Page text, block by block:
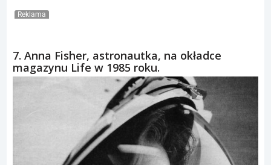
Reklama
7. Anna Fisher, astronautka, na okładce
magazynu Life w 1985 roku.